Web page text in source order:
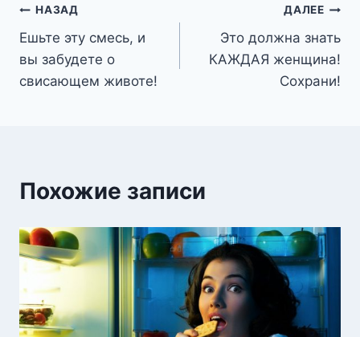
Навигация
по
записям
НАЗАД
Ешьте эту смесь, и
вы забудете о
свисающем животе!
ДАЛЕЕ
Это должна знать
КАЖДАЯ женщина!
Сохрани!
Похожие записи